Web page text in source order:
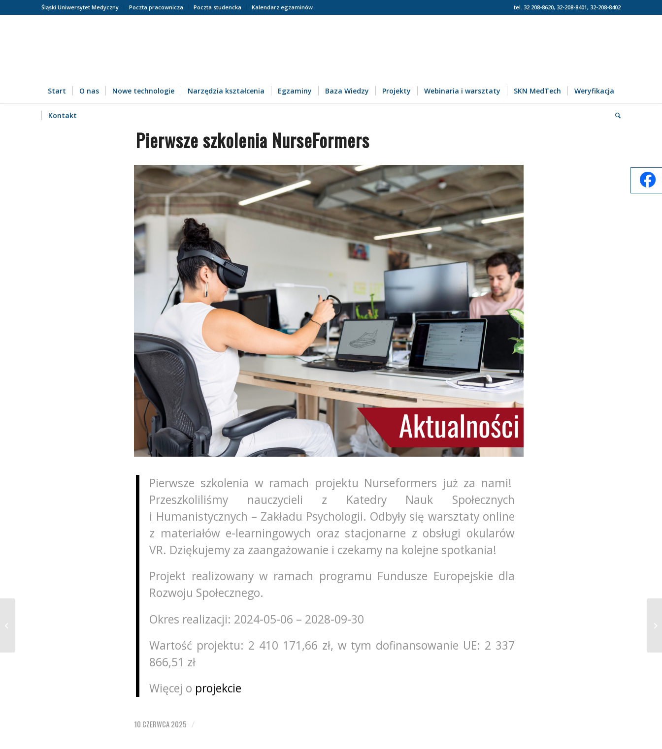
Śląski Uniwersytet Medyczny Poczta pracownicza Poczta studencka Kalendarz egzaminów tel. 32 208-8620, 32-208-8401, 32-208-8402
Start O nas Nowe technologie Narzędzia kształcenia Egzaminy Baza Wiedzy Projekty Webinaria i warsztaty SKN MedTech Weryfikacja
Kontakt
Pierwsze szkolenia NurseFormers
Pierwsze szkolenia w ramach projektu Nurseformers już za nami!
Przeszkoliliśmy nauczycieli z Katedry Nauk Społecznych
i Humanistycznych – Zakładu Psychologii. Odbyły się warsztaty online
z materiałów e-learningowych oraz stacjonarne z obsługi okularów
VR. Dziękujemy za zaangażowanie i czekamy na kolejne spotkania!
Projekt realizowany w ramach programu Fundusze Europejskie dla
Rozwoju Społecznego.
Okres realizacji: 2024-05-06 – 2028-09-30
Wartość projektu: 2 410 171,66 zł, w tym dofinansowanie UE: 2 337
866,51 zł
Więcej o projekcie
10 CZERWCA 2025 /